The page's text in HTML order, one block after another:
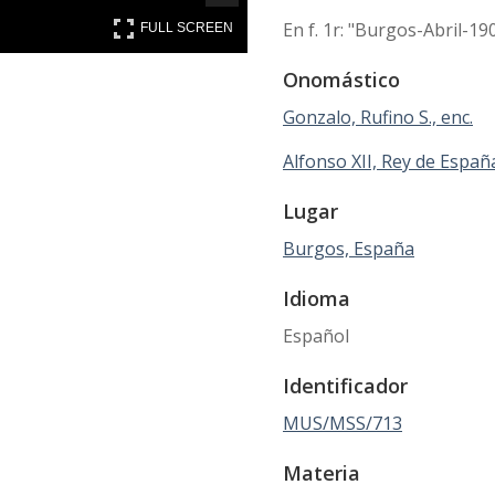
FULL SCREEN
En f. 1r: "Burgos-Abril-
Onomástico
Gonzalo, Rufino S., enc.
Alfonso XII, Rey de
Lugar
Burgos, España
Idioma
Español
Identificador
MUS/MSS/713
Materia